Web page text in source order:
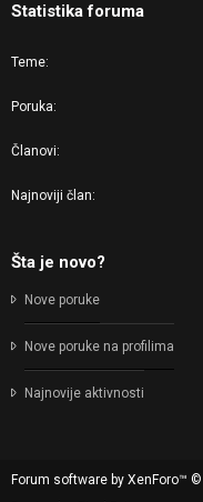
Statistika foruma
Teme
Poruka
Članovi
Najnoviji član
Šta je novo?
Nove poruke
Nove poruke na profilima
Najnovije aktivnosti
Forum software by XenForo™ ©